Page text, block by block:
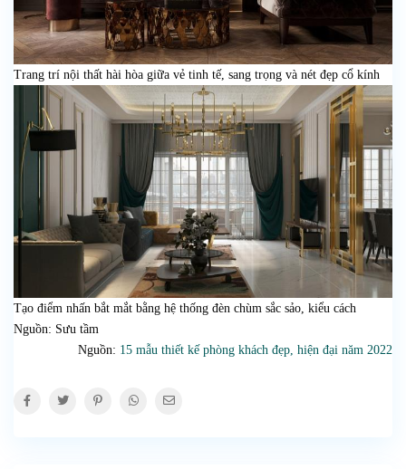
Trang trí nội thất hài hòa giữa vẻ tinh tế, sang trọng và nét đẹp cổ kính
Tạo điểm nhấn bắt mắt bằng hệ thống đèn chùm sắc sảo, kiểu cách
Nguồn: Sưu tầm
Nguồn: 15 mẫu thiết kế phòng khách đẹp, hiện đại năm 2022